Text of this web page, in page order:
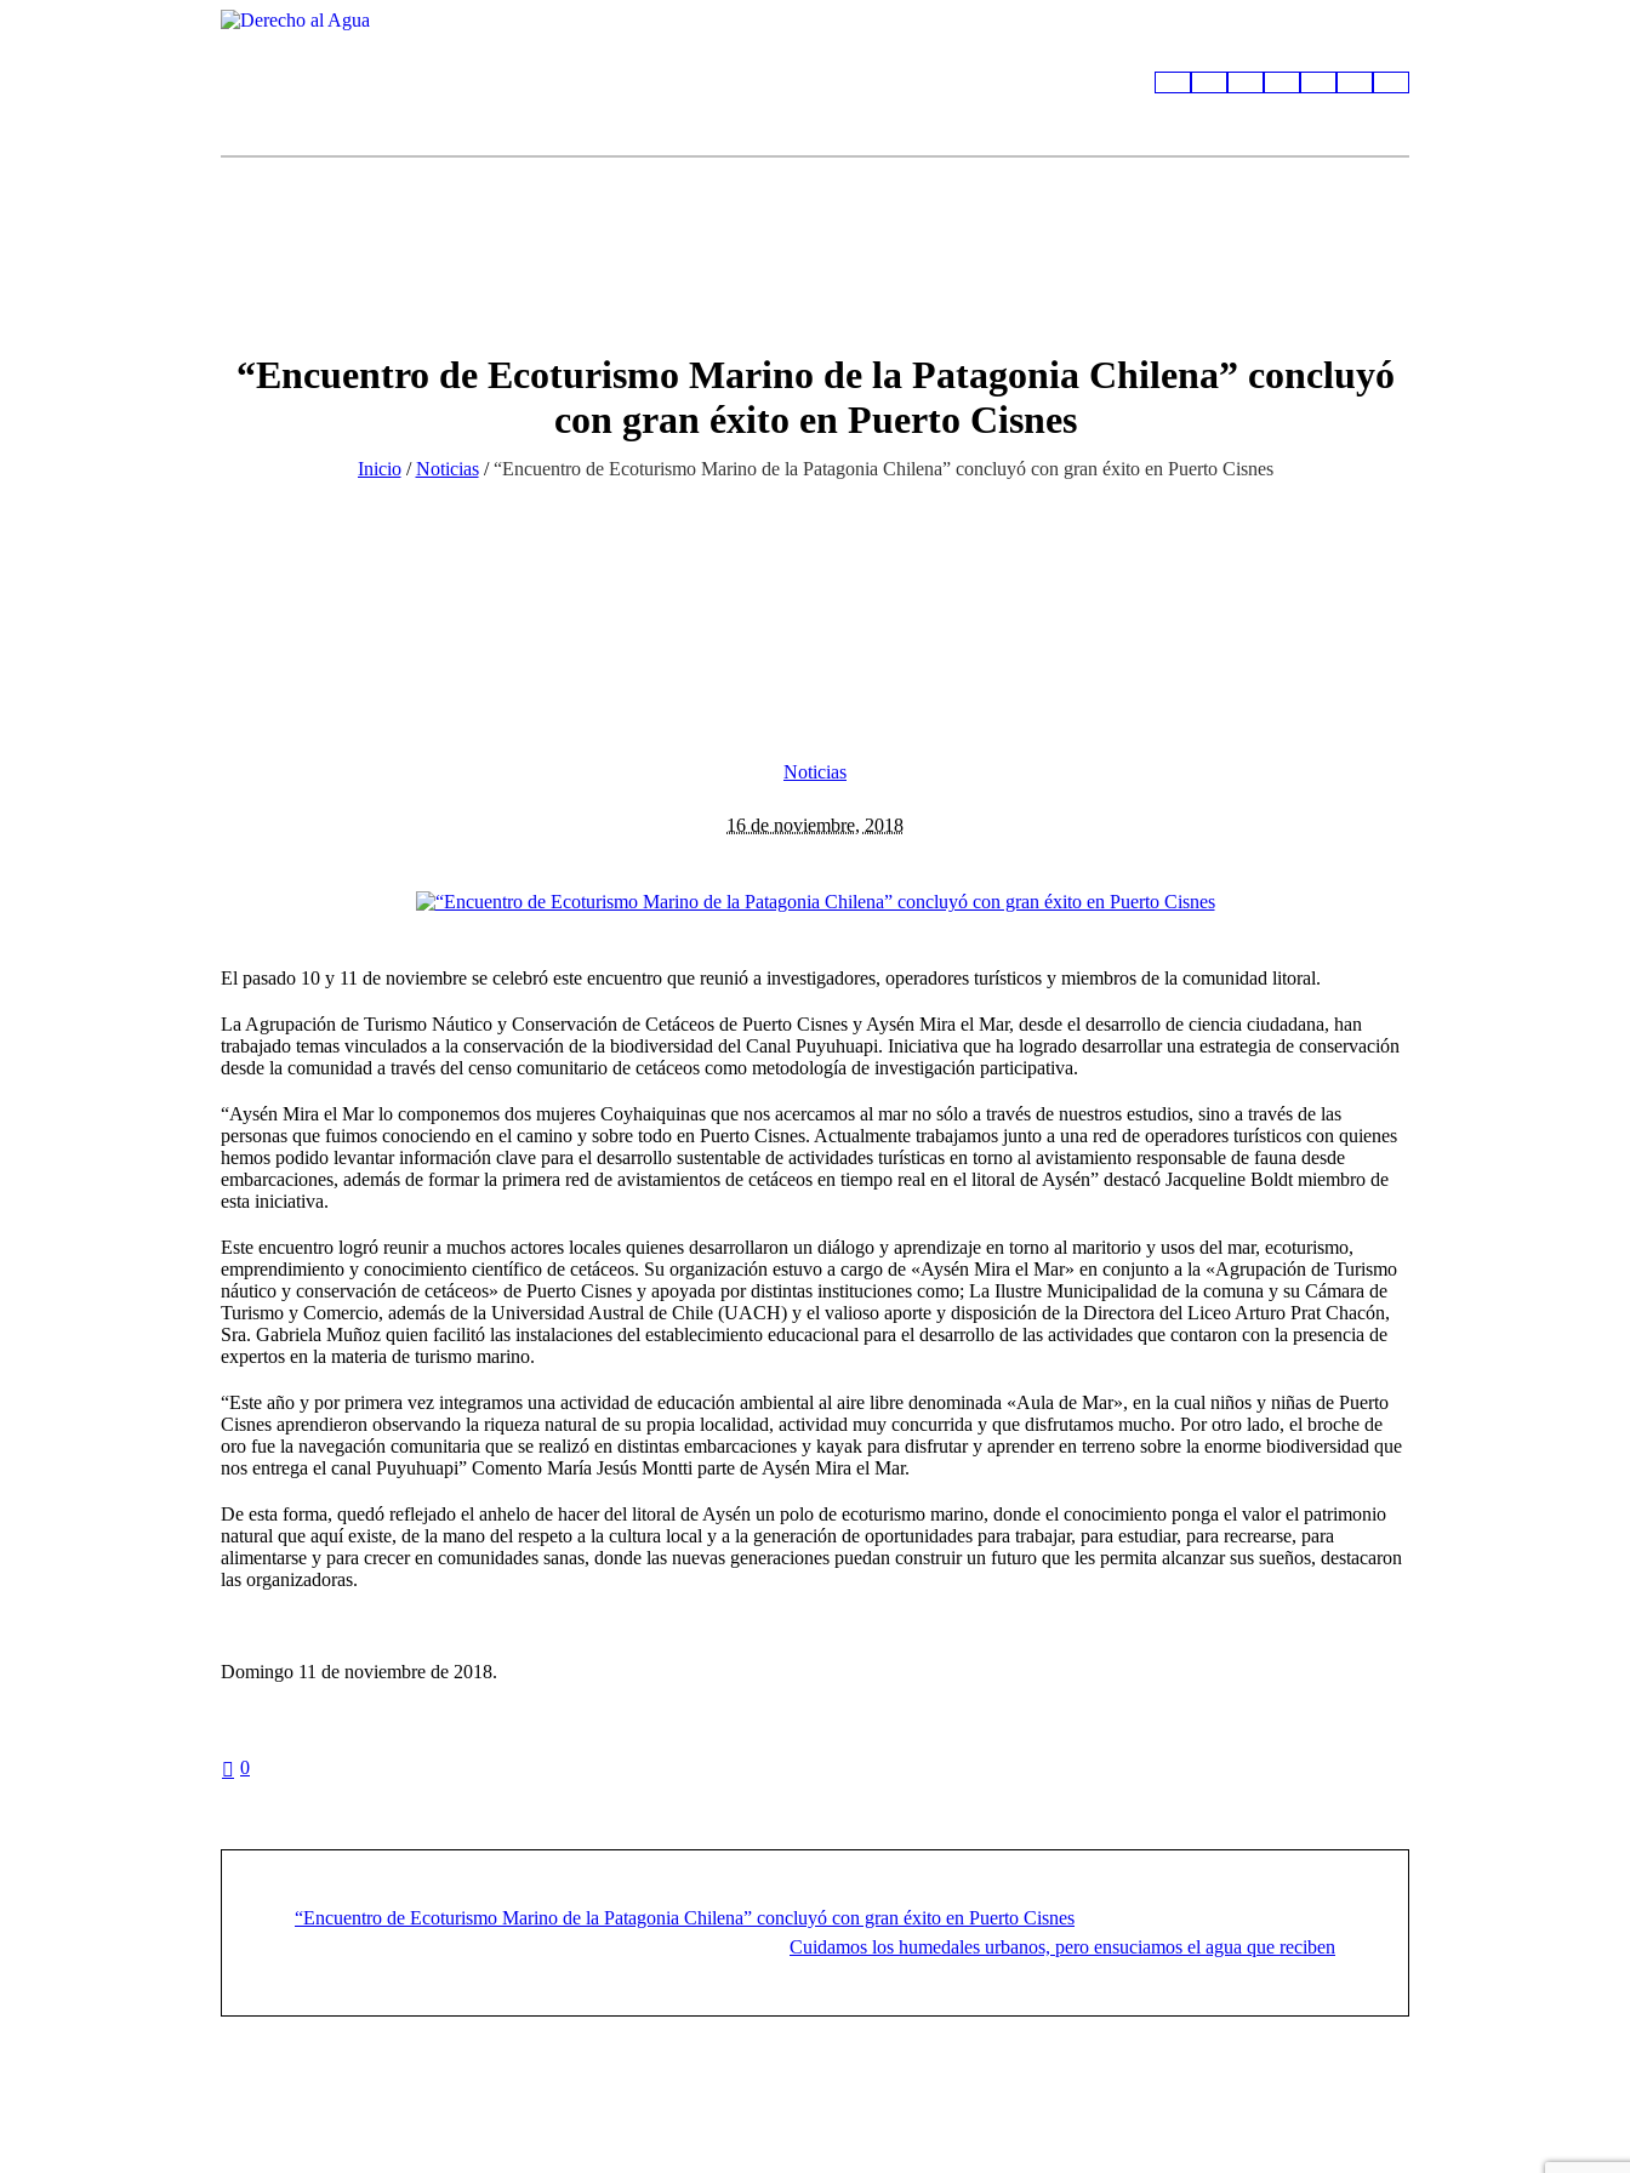
“Encuentro de Ecoturismo Marino de la Patagonia Chilena” concluyó
con gran éxito en Puerto Cisnes
Inicio /Noticias /“Encuentro de Ecoturismo Marino de la Patagonia Chilena” concluyó con gran éxito en Puerto Cisnes
Noticias
16 de noviembre, 2018
El pasado 10 y 11 de noviembre se celebró este encuentro que reunió a investigadores, operadores turísticos y miembros de la comunidad litoral.
La Agrupación de Turismo Náutico y Conservación de Cetáceos de Puerto Cisnes y Aysén Mira el Mar, desde el desarrollo de ciencia ciudadana, han
trabajado temas vinculados a la conservación de la biodiversidad del Canal Puyuhuapi. Iniciativa que ha logrado desarrollar una estrategia de conservación
desde la comunidad a través del censo comunitario de cetáceos como metodología de investigación participativa.
“Aysén Mira el Mar lo componemos dos mujeres Coyhaiquinas que nos acercamos al mar no sólo a través de nuestros estudios, sino a través de las
personas que fuimos conociendo en el camino y sobre todo en Puerto Cisnes. Actualmente trabajamos junto a una red de operadores turísticos con quienes
hemos podido levantar información clave para el desarrollo sustentable de actividades turísticas en torno al avistamiento responsable de fauna desde
embarcaciones, además de formar la primera red de avistamientos de cetáceos en tiempo real en el litoral de Aysén” destacó Jacqueline Boldt miembro de
esta iniciativa.
Este encuentro logró reunir a muchos actores locales quienes desarrollaron un diálogo y aprendizaje en torno al maritorio y usos del mar, ecoturismo,
emprendimiento y conocimiento científico de cetáceos. Su organización estuvo a cargo de «Aysén Mira el Mar» en conjunto a la «Agrupación de Turismo
náutico y conservación de cetáceos» de Puerto Cisnes y apoyada por distintas instituciones como; La Ilustre Municipalidad de la comuna y su Cámara de
Turismo y Comercio, además de la Universidad Austral de Chile (UACH) y el valioso aporte y disposición de la Directora del Liceo Arturo Prat Chacón,
Sra. Gabriela Muñoz quien facilitó las instalaciones del establecimiento educacional para el desarrollo de las actividades que contaron con la presencia de
expertos en la materia de turismo marino.
“Este año y por primera vez integramos una actividad de educación ambiental al aire libre denominada «Aula de Mar», en la cual niños y niñas de Puerto
Cisnes aprendieron observando la riqueza natural de su propia localidad, actividad muy concurrida y que disfrutamos mucho. Por otro lado, el broche de
oro fue la navegación comunitaria que se realizó en distintas embarcaciones y kayak para disfrutar y aprender en terreno sobre la enorme biodiversidad que
nos entrega el canal Puyuhuapi” Comento María Jesús Montti parte de Aysén Mira el Mar.
De esta forma, quedó reflejado el anhelo de hacer del litoral de Aysén un polo de ecoturismo marino, donde el conocimiento ponga el valor el patrimonio
natural que aquí existe, de la mano del respeto a la cultura local y a la generación de oportunidades para trabajar, para estudiar, para recrearse, para
alimentarse y para crecer en comunidades sanas, donde las nuevas generaciones puedan construir un futuro que les permita alcanzar sus sueños, destacaron
las organizadoras.
Domingo 11 de noviembre de 2018.
0
“Encuentro de Ecoturismo Marino de la Patagonia Chilena” concluyó con gran éxito en Puerto Cisnes
Cuidamos los humedales urbanos, pero ensuciamos el agua que reciben